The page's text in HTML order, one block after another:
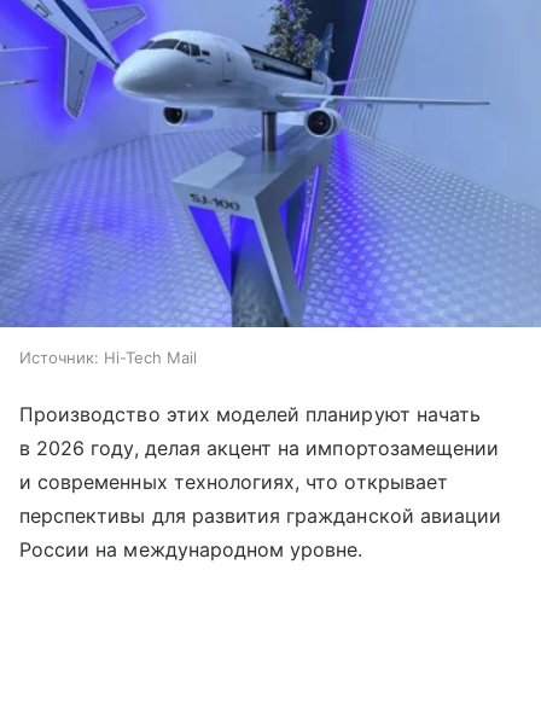
Источник: Hi-Tech Mail
Производство этих моделей планируют начать
в 2026 году, делая акцент на импортозамещении
и современных технологиях, что открывает
перспективы для развития гражданской авиации
России на международном уровне.